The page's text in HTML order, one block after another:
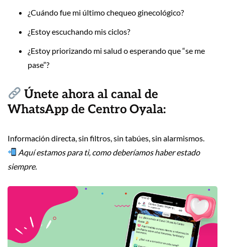
¿Cuándo fue mi último chequeo ginecológico?
¿Estoy escuchando mis ciclos?
¿Estoy priorizando mi salud o esperando que “se me
pase”?
Únete ahora al canal de
WhatsApp de Centro Oyala:
Información directa, sin filtros, sin tabúes, sin alarmismos.
Aquí estamos para ti, como deberíamos haber estado
siempre.